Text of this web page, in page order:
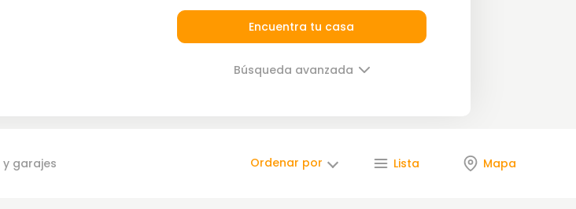
Encuentra tu casa
Búsqueda avanzada
y garajes Lista Mapa